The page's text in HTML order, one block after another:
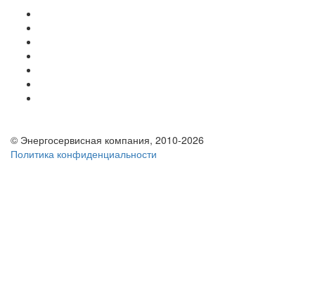
© Энергосервисная компания, 2010-2026
Политика конфиденциальности